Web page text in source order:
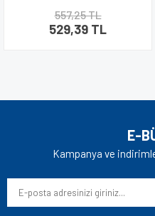
557,25 TL
529,39 TL
E-
Kampanya ve